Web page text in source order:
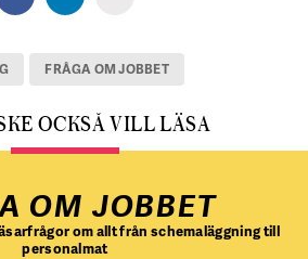
FRÅGA OM JOBBET
OCKSÅ VILL LÄSA
OM JOBBET
om allt från schemaläggning till
personalmat